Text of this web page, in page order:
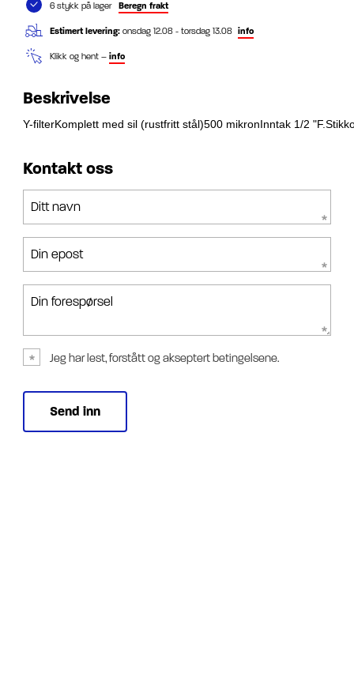
6 stykk på lager Beregn frakt
Estimert levering: onsdag 12.08 - torsdag 13.08 info
Klikk og hent – info
Beskrivelse
Y-filterKomplett med sil (rustfritt stål)500 mikronInntak 1/2
Kontakt oss
Ditt navn
Din epost
Din forespørsel
Jeg har lest, forstått og akseptert betingelsene.